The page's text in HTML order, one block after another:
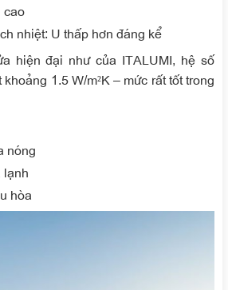
cao
nhiệt: U thấp hơn đáng kể
hiện đại như của ITALUMI, hệ số
1.5 W/m²K – mức rất tốt trong
nóng
lạnh
hòa